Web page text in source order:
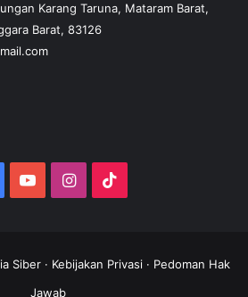
Karang Taruna, Mataram Barat,
Barat, 83126
YouTubeInstagram
Siber · Kebijakan Privasi · Pedoman Hak
Jawab